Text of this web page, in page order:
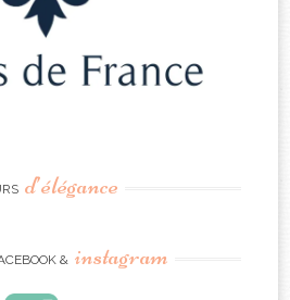
d’élégance
& instagram